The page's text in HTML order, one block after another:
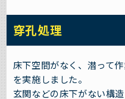
穿孔処理
床下空間がなく、潜って
を実施しました。
玄関などの床下がない構